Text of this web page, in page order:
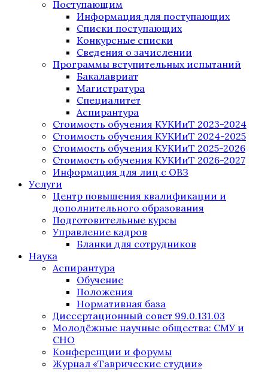
Поступающим
Информация для поступающих
Списки поступающих
Конкурсные списки
Сведения о зачислении
Программы вступительных испытаний
Бакалавриат
Магистратура
Специалитет
Аспирантура
Стоимость обучения КУКИиТ 2023-2024
Стоимость обучения КУКИиТ 2024-2025
Стоимость обучения КУКИиТ 2025-2026
Стоимость обучения КУКИиТ 2026-2027
Информация для лиц с ОВЗ
Услуги
Центр повышения квалификации и
дополнительного образования
Подготовительные курсы
Управление кадров
Бланки для сотрудников
Наука
Аспирантура
Обучение
Положения
Нормативная база
Диссертационный совет 99.0.131.03
Молодёжные научные общества: СМУ и
СНО
Конференции и форумы
Журнал «Таврические студии»